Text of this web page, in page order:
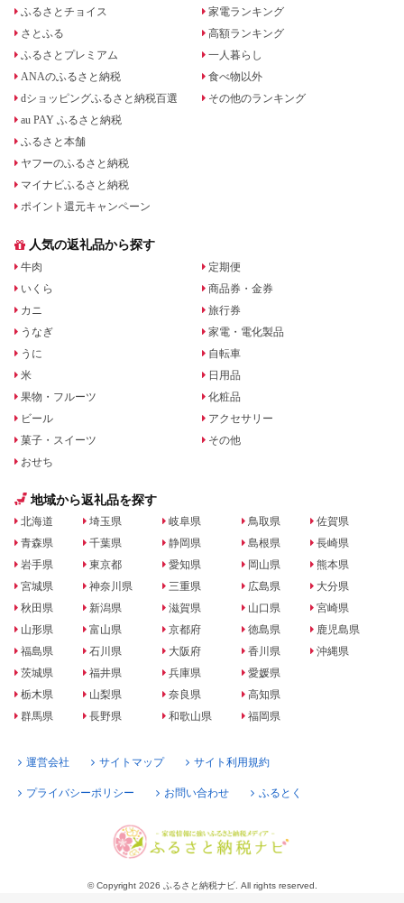
ふるさとチョイス
さとふる
ふるさとプレミアム
ANAのふるさと納税
dショッピングふるさと納税百選
au PAY ふるさと納税
ふるさと本舗
ヤフーのふるさと納税
マイナビふるさと納税
ポイント還元キャンペーン
家電ランキング
高額ランキング
一人暮らし
食べ物以外
その他のランキング
人気の返礼品から探す
牛肉
いくら
カニ
うなぎ
うに
米
果物・フルーツ
ビール
菓子・スイーツ
おせち
定期便
商品券・金券
旅行券
家電・電化製品
自転車
日用品
化粧品
アクセサリー
その他
地域から返礼品を探す
北海道
青森県
岩手県
宮城県
秋田県
山形県
福島県
茨城県
栃木県
群馬県
埼玉県
千葉県
東京都
神奈川県
新潟県
富山県
石川県
福井県
山梨県
長野県
岐阜県
静岡県
愛知県
三重県
滋賀県
京都府
大阪府
兵庫県
奈良県
和歌山県
鳥取県
島根県
岡山県
広島県
山口県
徳島県
香川県
愛媛県
高知県
福岡県
佐賀県
長崎県
熊本県
大分県
宮崎県
鹿児島県
沖縄県
運営会社 サイトマップ サイト利用規約
プライバシーポリシー お問い合わせ ふるとく
© Copyright 2026 ふるさと納税ナビ. All rights reserved.